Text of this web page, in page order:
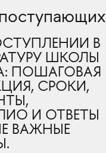
В
ШКОЛЫ
ПОШАГОВАЯ
СРОКИ,
И ОТВЕТЫ
ВАЖНЫЕ